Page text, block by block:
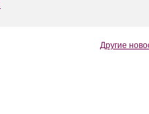
Другие